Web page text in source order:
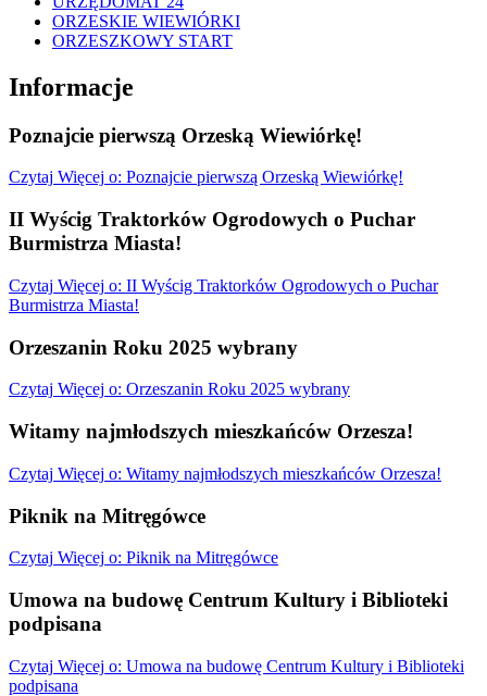
ORZESKIE WIEWIÓRKI
ORZESZKOWY START
Informacje
Poznajcie pierwszą Orzeską Wiewiórkę!
Czytaj Więcej o: Poznajcie pierwszą Orzeską Wiewiórkę!
II Wyścig Traktorków Ogrodowych o Puchar
Burmistrza Miasta!
Czytaj Więcej o: II Wyścig Traktorków Ogrodowych o Puchar
Burmistrza Miasta!
Orzeszanin Roku 2025 wybrany
Czytaj Więcej o: Orzeszanin Roku 2025 wybrany
Witamy najmłodszych mieszkańców Orzesza!
Czytaj Więcej o: Witamy najmłodszych mieszkańców Orzesza!
Piknik na Mitręgówce
Czytaj Więcej o: Piknik na Mitręgówce
Umowa na budowę Centrum Kultury i Biblioteki
podpisana
Czytaj Więcej o: Umowa na budowę Centrum Kultury i Biblioteki
podpisana